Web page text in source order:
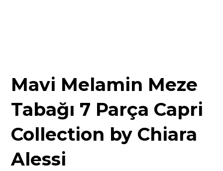
Mavi Melamin Meze
Tabağı 7 Parça Capri
Collection by Chiara
Alessi